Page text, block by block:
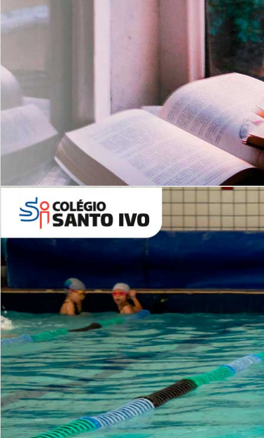
Leituras Literárias
es
Com imersão Bilingue - Anos
Finais
6º AO 9º ANO FUNDAMENTAL
Inglês: Turmas Reduzidas
(Proficiência)
ALUNOS NOVOS
Entre em Contato
INSTITUCIONAL